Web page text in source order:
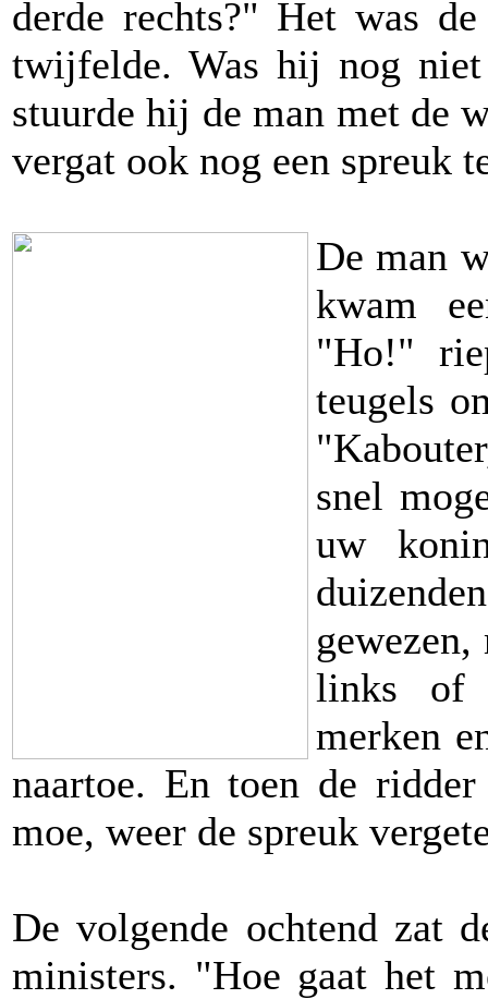
derde rechts?" Het was
twijfelde. Was hij nog
stuurde hij de man met de
vergat ook nog een spreuk
De man
kwam
"Ho!"
teugels
snel
uw
links of
merken
naartoe. En toen de
moe, weer de spreuk
De volgende ochtend zat
ministers. "Hoe gaat het